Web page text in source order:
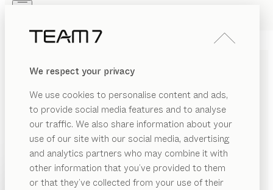
We respect your privacy
We use cookies to personalise content and ads,
to provide social media features and to analyse
our traffic. We also share information about your
use of our site with our social media, advertising
and analytics partners who may combine it with
other information that you’ve provided to them
or that they’ve collected from your use of their
PRODUITS
INSPIRATION
REVENDEUR
PRODUITS
CATALOGUES TEAM 7
The Art of Living with Wood. TEAM 7 se distingue par
son engagement en faveur d’un mode de vie durable
et exigeant. Découvrez le design qui cohabite avec la
nature.